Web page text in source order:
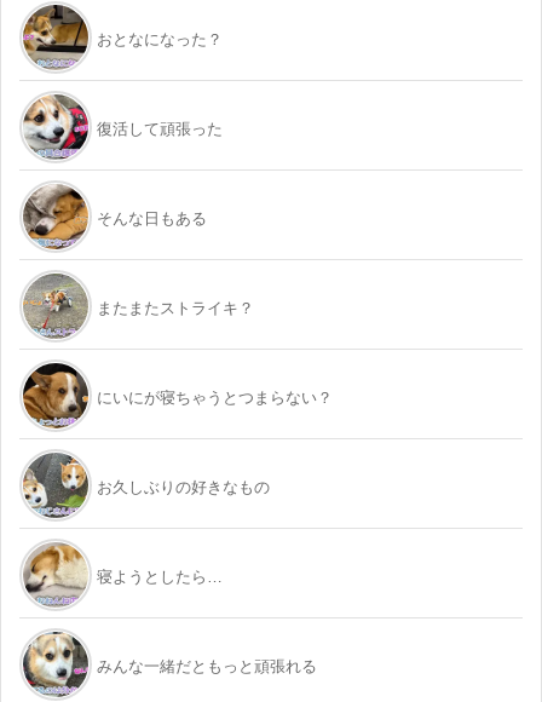
おとなになった？
復活して頑張った
そんな日もある
またまたストライキ？
にいにが寝ちゃうとつまらない？
お久しぶりの好きなもの
寝ようとしたら…
みんな一緒だともっと頑張れる